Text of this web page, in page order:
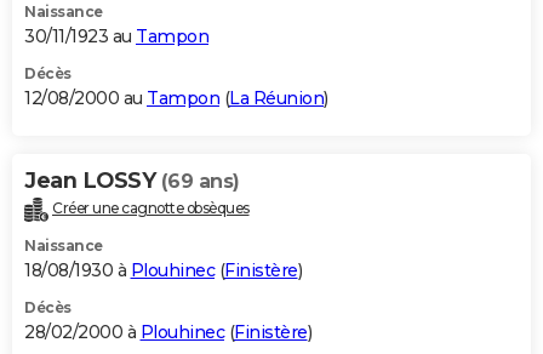
Naissance
30/11/1923 au Tampon
Décès
12/08/2000 au Tampon (La Réunion)
Jean LOSSY (69 ans)
Créer une cagnotte obsèques
Naissance
18/08/1930 à Plouhinec(Finistère)
Décès
28/02/2000 à Plouhinec(Finistère)